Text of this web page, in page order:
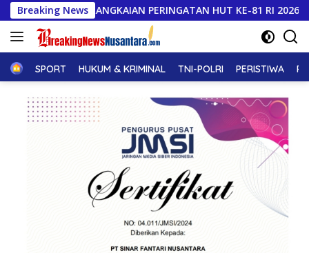
Langsung
ke
konten
Breaking News
PERINGATAN HUT KE-81 RI 2026 DENGAN BERBAGAI
HomeSPORT HUKUM & KRIMINAL TNI-POLRI PERISTIWA